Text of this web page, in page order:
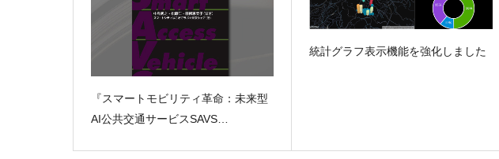
『スマートモビリティ革命：未来型
AI公共交通サービスSAVS…
統計グラフ表示機能を強化しました